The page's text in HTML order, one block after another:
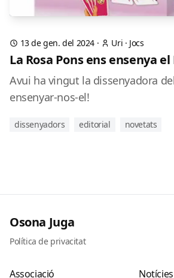
13 de gen. del 2024 · Uri · Jocs
La Rosa Pons ens ensenya el
Avui ha vingut la dissenyadora
ensenyar-nos-el!
dissenyadors editorial novetats
Osona Juga
Política de privacitat
Associació Notícies